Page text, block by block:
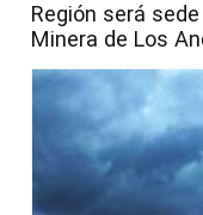
Región será
Minera de Los